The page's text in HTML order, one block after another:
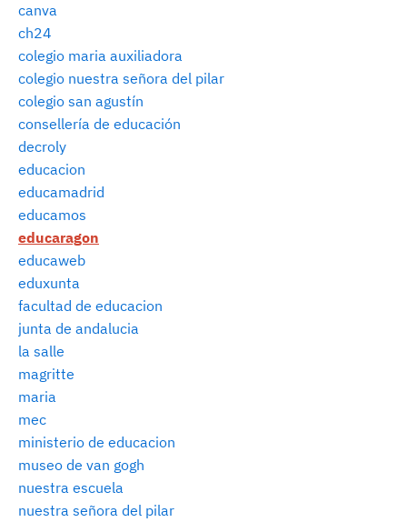
canva
ch24
colegio maria auxiliadora
colegio nuestra señora del pilar
colegio san agustín
consellería de educación
decroly
educacion
educamadrid
educamos
educaragon
educaweb
eduxunta
facultad de educacion
junta de andalucia
la salle
magritte
maria
mec
ministerio de educacion
museo de van gogh
nuestra escuela
nuestra señora del pilar